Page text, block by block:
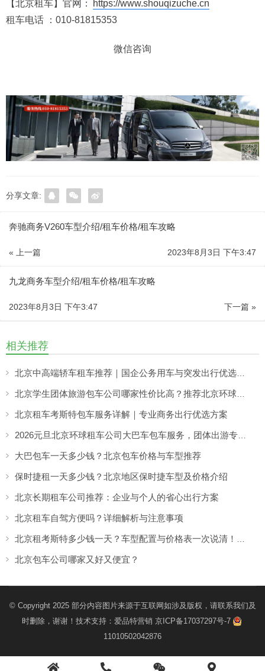
【北京租车】官网：
https://www.shouqizuche.cn
租车电话 ：010-81815353
微信咨询
分享文章:
奔驰商务V260车型介绍/租车价格/租车攻略
« 上一篇 2023年8月3日 下午3:47
九龙商务车型介绍/租车价格/租车攻略
下一篇 »
2023年8月3日 下午3:47
相关推荐
北京租车考斯特包车服务详解｜专业商务出行优选方案
大巴包车一天多少钱？北京包车价格与车型推荐
保时捷租一天多少钱？北京地区保时捷车型及价格介绍
北京长期租车公司推荐：企业与个人的省心出行方案
北京租车自驾方便吗？详细解析与注意事项
北京包车公司哪家又好又便宜？
© Copyright 2025 部分内容图片来源于互联网如涉及版权，请联系我们及
时删除，谢谢！技术支持： 爱品特营销 京ICP备17037297号-7
11010502042876